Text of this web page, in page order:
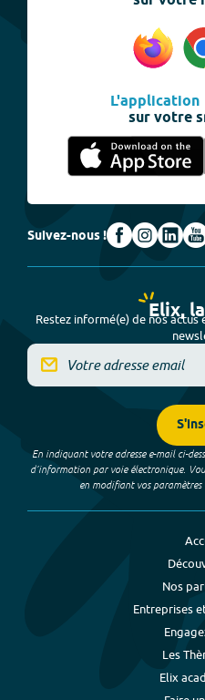
L'application
sur votre
Suivez-nous !
Elix,
Restez informé(e) de nos
En indiquant votre adresse e-mail ci-
d’information par voie électronique.
en modifiant vos paramètres
Nos
Entreprises
Les
Elix